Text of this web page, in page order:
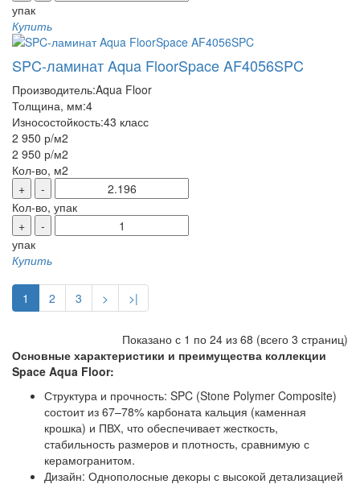
упак
Купить
SPC-ламинат Aqua FloorSpace AF4056SPC
Производитель:Aqua Floor
Толщина, мм:4
Износостойкость:43 класс
2 950 р/м2
2 950 р/м2
Кол-во, м2
+
-
Кол-во, упак
+
-
упак
Купить
1 2 3 > >|
Показано с 1 по 24 из 68 (всего 3 страниц)
Основные характеристики и преимущества коллекции
Space Aqua Floor:
Структура и прочность: SPC (Stone Polymer Composite)
состоит из 67–78% карбоната кальция (каменная
крошка) и ПВХ, что обеспечивает жесткость,
стабильность размеров и плотность, сравнимую с
керамогранитом.
Дизайн: Однополосные декоры с высокой детализацией